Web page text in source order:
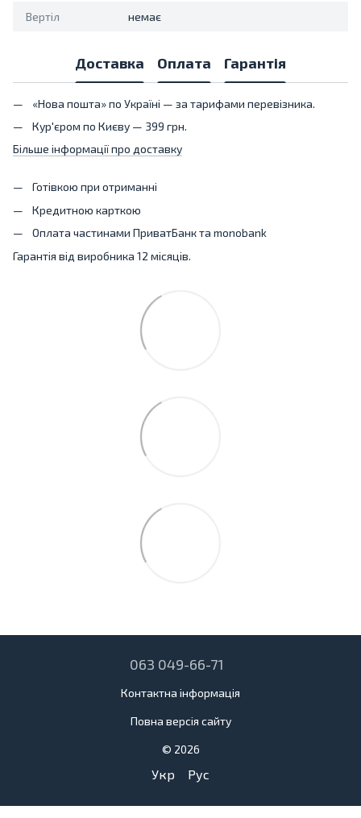
Вертіл немає
Доставка Оплата Гарантія
«Нова пошта» по Україні — за тарифами перевізника.
Кур'єром по Києву — 399 грн.
Більше інформації про доставку
Готівкою при отриманні
Кредитною карткою
Оплата частинами ПриватБанк та monobank
Гарантія від виробника 12 місяців.
063 049-66-71
Контактна інформація
Повна версія сайту
© 2026
Укр Рус